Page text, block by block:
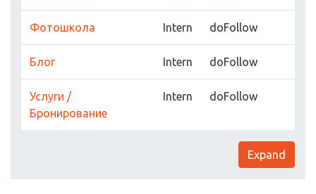
Фотошкола Intern doFollow
Блог Intern doFollow
Услуги /
Бронирование
Intern doFollow
Expand